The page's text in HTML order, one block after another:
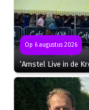
Op 6 augustus 2026
‘Amstel Live in de